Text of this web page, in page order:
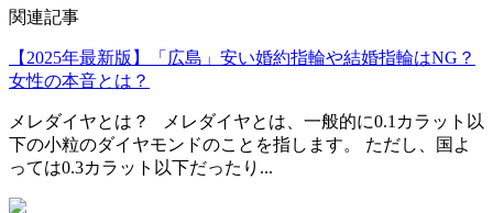
関連記事
【2025年最新版】「広島」安い婚約指輪や結婚指輪はNG？
女性の本音とは？
メレダイヤとは？ メレダイヤとは、一般的に0.1カラット以
下の小粒のダイヤモンドのことを指します。 ただし、国よ
っては0.3カラット以下だったり...